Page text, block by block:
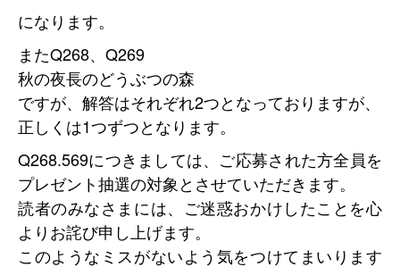
になります。
またQ268、Q269
秋の夜長のどうぶつの森
ですが、解答はそれぞれ2つとなっておりますが、
正しくは1つずつとなります。
Q268.569につきましては、ご応募された方全員を
プレゼント抽選の対象とさせていただきます。
読者のみなさまには、ご迷惑おかけしたことを心
よりお詫び申し上げます。
このようなミスがないよう気をつけてまいります